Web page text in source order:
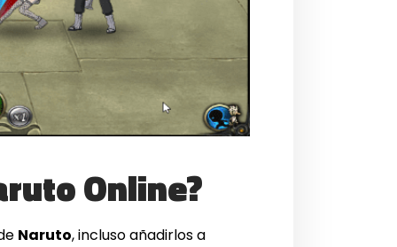
Online?
Naruto, incluso añadirlos a